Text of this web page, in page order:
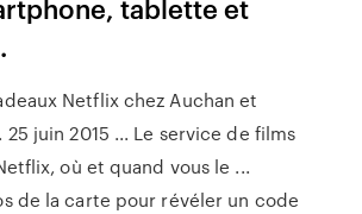
tablette et
Netflix chez Auchan et
25 juin 2015 ... Le service de films
où et quand vous le ...
de la carte pour révéler un code